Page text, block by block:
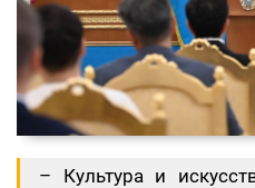
– Культура и